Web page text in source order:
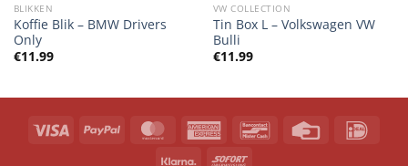
BLIKKEN
Koffie Blik – BMW Drivers
Only
€11.99
VW COLLECTION
Tin Box L – Volkswagen VW
Bulli
€11.99